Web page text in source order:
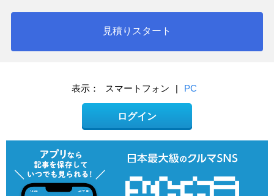
見積りスタート
表示： スマートフォン | PC
ログイン